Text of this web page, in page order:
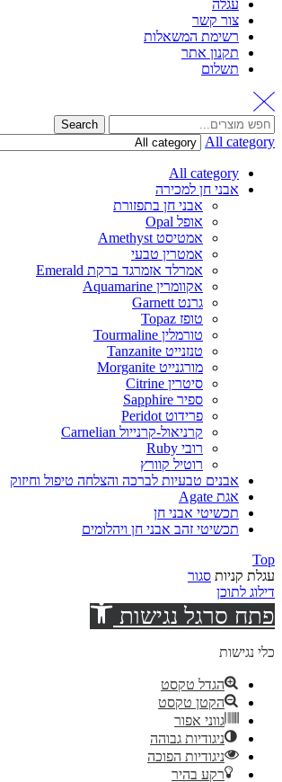
עגלה
צור קשר
רשימת המשאלות
תקנון אתר
תשלום
Search
All category
All category
אבני חן למכירה
אבני חן בתפזורת
אופל Opal
אמטיסט Amethyst
אמטרין טבעי
אמרלד אזמרגד ברקת Emerald
אקוומרין Aquamarine
גרנט Garnett
טופז Topaz
טורמלין Tourmaline
טנזנייט Tanzanite
מורגנייט Morganite
סיטרין Citrine
ספיר Sapphire
פרידוט Peridot
קרניאול-קרנייול Carnelian
רובי Ruby
רוטיל קוורץ
אבנים טבעיות לברכה והצלחה טיפול וחיזוק
אגת Agate
תכשיטי אבני חן
תכשיטי זהב אבני חן ויהלומים
Top
עגלת קניות סגור
דילוג לתוכן
פתח סרגל נגישות
כלי נגישות
הגדל טקסט
הקטן טקסט
גווני אפור
ניגודיות גבוהה
ניגודיות הפוכה
רקע בהיר